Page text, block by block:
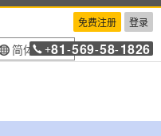
免费注册 登录
简体中文
+81 -569-58-1826